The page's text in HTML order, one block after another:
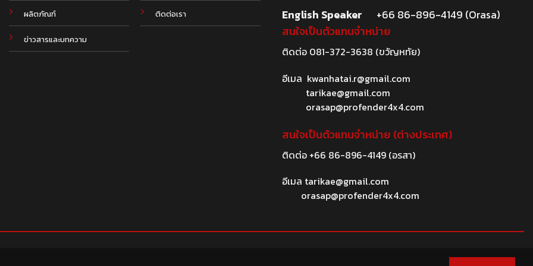
ผลิตภัณฑ์
ข่าวสารและบทความ
ติดต่อเรา
English Speaker
+66 86-896-4149 (Orasa)
สนใจเป็นตัวแทนจำหน่าย
ติดต่อ 081-372-3638 (ขวัญหทัย)
อีเมล kwanhatai.r@gmail.com
tarikae@gmail.com
orasap@profender4x4.com
สนใจเป็นตัวแทนจำหน่าย (ต่างประเทศ)
ติดต่อ +66 86-896-4149(อรสา)
อีเมล tarikae@gmail.com
orasap@profender4x4.com